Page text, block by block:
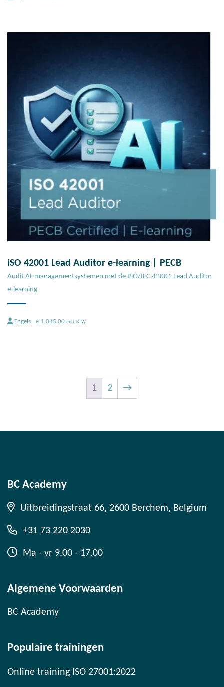
ISO 42001 Lead Auditor e-learning | PECB
Audit AI-managementsystemen met de ISO/IEC 42001 Lead Auditor
e-learning
Engels € 1.085,00 excl. BTW
1 2 →
BC Academy
Uitbreidingstraat 66, 2600 Berchem, Belgium
+31 73 220 2030
Ma - vr 9.00 - 17.00
Algemene Voorwaarden
BC Academy
Populaire trainingen
Online training ISO 27001:2022